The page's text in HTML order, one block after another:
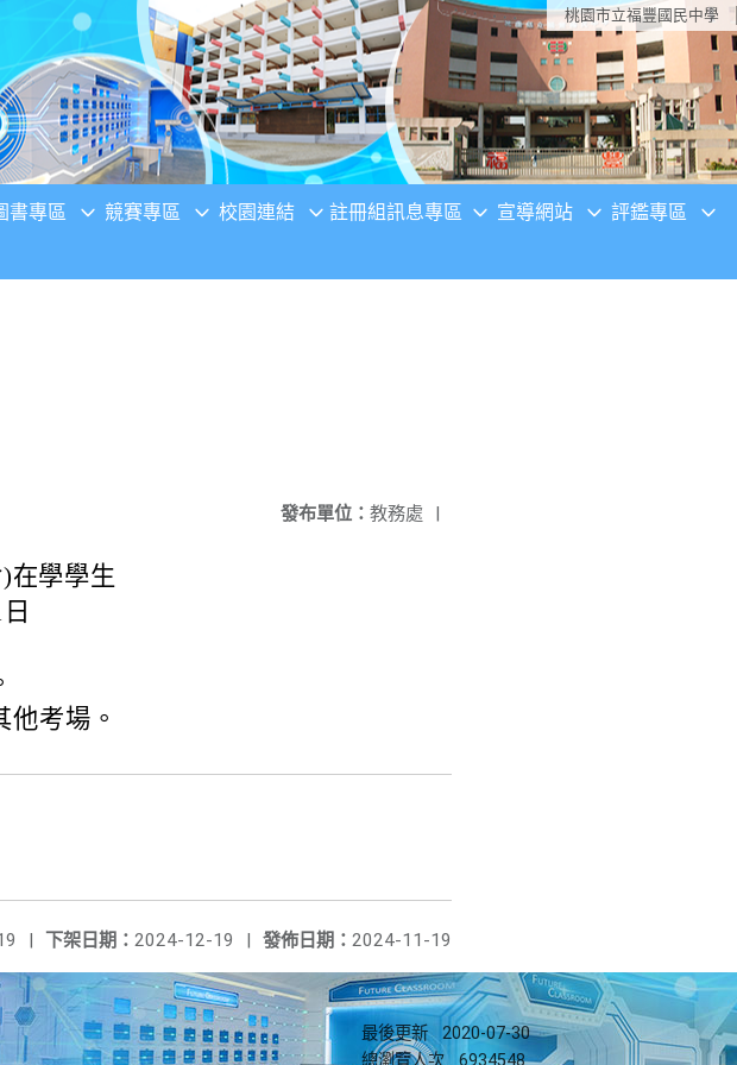
桃園市立福豐國民中學
書專區 競賽專區 校園連結 註冊組訊息專區 宣導網站 評鑑專區
發布單位： 教務處 |
在學學生
考場。
發佈日期： 2024-11-19
下架日期： 2024-12-19 |
|
最後更新
2020-07-30
總瀏覽人次
6934548